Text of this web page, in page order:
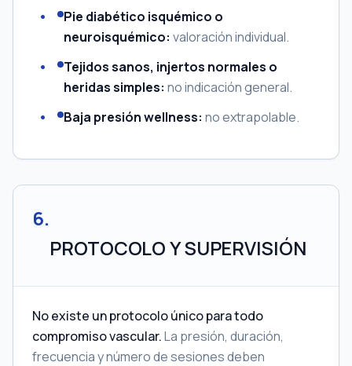
Pie diabético isquémico o
neuroisquémico: valoración individual.
Tejidos sanos, injertos normales o
heridas simples: no indicación general.
Baja presión wellness: no extrapolable.
6.
PROTOCOLO Y SUPERVISIÓN
No existe un protocolo único para todo
compromiso vascular.La presión, duración,
frecuencia y número de sesiones deben